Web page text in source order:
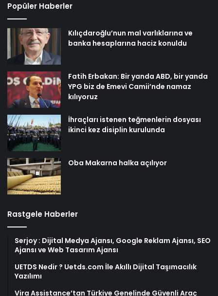
Popüler Haberler
Kılıçdaroğlu’nun mal varlıklarına ve
banka hesaplarına haciz konuldu
Fatih Erbakan: Bir yanda ABD, bir yanda
YPG biz de Emevi Camii’nde namaz
kılıyoruz
İhraçları istenen teğmenlerin dosyası
ikinci kez disiplin kurulunda
Oba Makarna halka açılıyor
Rastgele Haberler
Serjoy : Dijital Medya Ajansı, Google Reklam Ajansı, SEO
Ajansı ve Web Tasarım Ajansı
UETDS Nedir ? Uetds.com İle Akıllı Dijital Taşımacılık
Yazılımı
Vira Assistance’tan Türkiye Genelinde Güvenli Araç